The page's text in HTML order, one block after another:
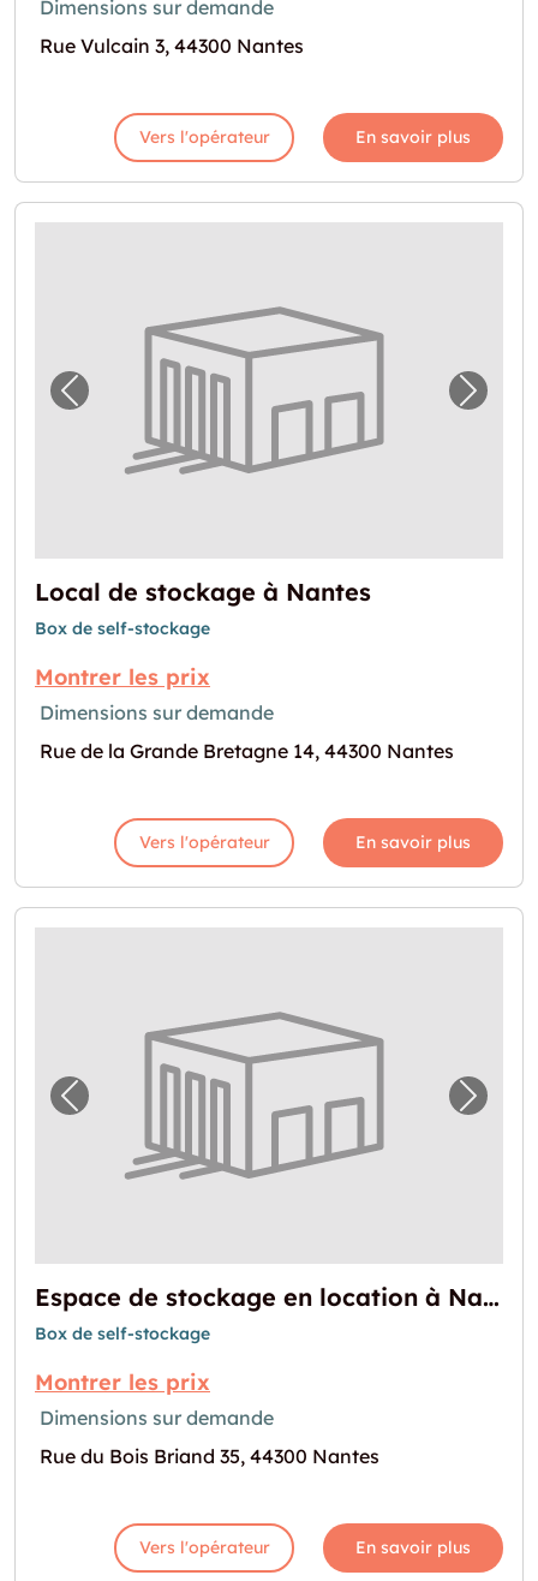
Dimensions sur demande
Rue Vulcain 3, 44300 Nantes
Vers l'opérateur En savoir plus
Image précédente pour "Local de stockage
Local de stockage à Nantes
Box de self-stockage
Montrer les prix
Dimensions sur demande
Rue de la Grande Bretagne 14, 44300 Nantes
Vers l'opérateur En savoir plus
Image précédente pour "Espace de
Espace de stockage en location à Nantes
Box de self-stockage
Montrer les prix
Dimensions sur demande
Rue du Bois Briand 35, 44300 Nantes
Vers l'opérateur En savoir plus